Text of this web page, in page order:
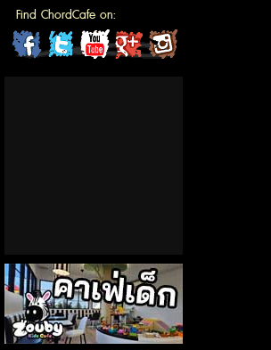
Find ChordCafe on:
ChordCafeChordCafeChordCafeChordCafe